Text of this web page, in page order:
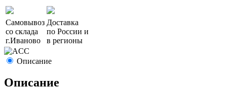
Самовывоз
со склада
г.Иваново
Доставка
по России и
в регионы
Описание
Описание